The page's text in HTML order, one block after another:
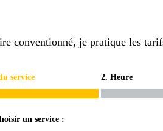
conventionné, je pratique les
service 2. Heure
un service :